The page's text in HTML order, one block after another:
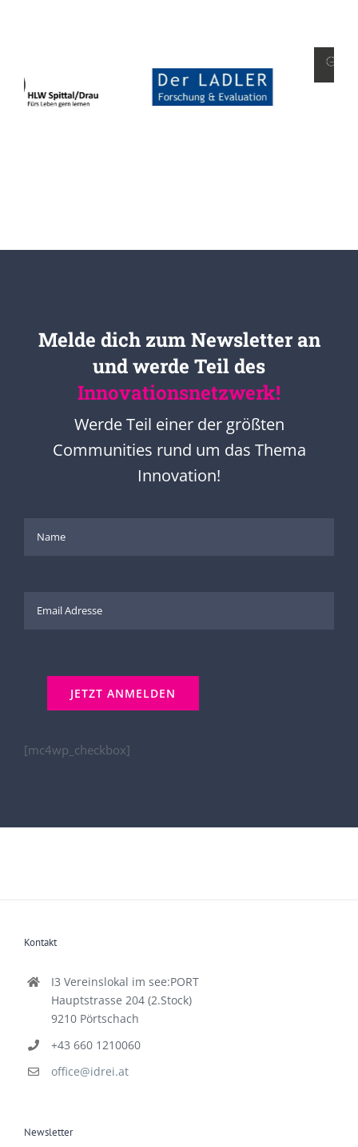
Melde dich zum Newsletter an
und werde Teil des
Innovationsnetzwerk!
Werde Teil einer der größten
Communities rund um das Thema
Innovation!
[mc4wp_checkbox]
Kontakt
I3 Vereinslokal im see:PORT
Hauptstrasse 204 (2.Stock)
9210 Pörtschach
+43 660 1210060
office@idrei.at
Newsletter